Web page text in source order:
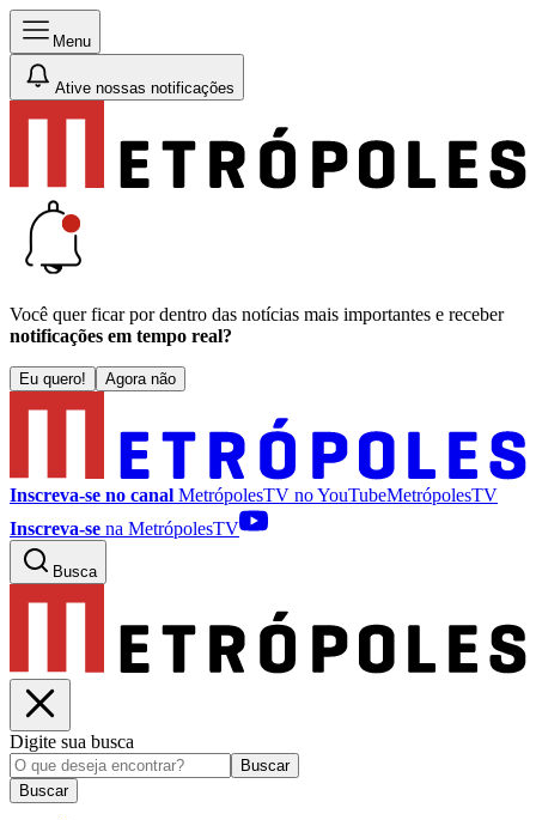
Menu
Ative nossas notificações
Você quer ficar por dentro das notícias mais importantes e receber
notificações em tempo real?
Eu quero! Agora não
Inscreva-se no canal MetrópolesTV noYouTubeMetrópolesTV
Inscreva-se na MetrópolesTV
Busca
Digite sua busca
Buscar
Buscar